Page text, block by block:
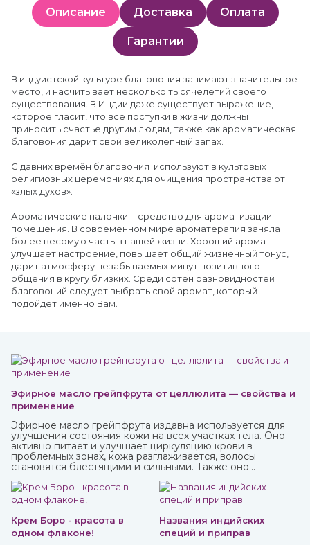
Описание Доставка Оплата
Гарантии
В индуистской культуре благовония занимают значительное
место, и насчитывает несколько тысячелетий своего
существования. В Индии даже существует выражение,
которое гласит, что все поступки в жизни должны
приносить счастье другим людям, также как ароматическая
благовония дарит свой великолепный запах.
С давних времён благовония используют в культовых
религиозных церемониях для очищения пространства от
«злых духов».
Ароматические палочки - средство для ароматизации
помещения. В современном мире ароматерапия заняла
более весомую часть в нашей жизни. Хороший аромат
улучшает настроение, повышает общий жизненный тонус,
дарит атмосферу незабываемых минут позитивного
общения в кругу близких. Среди сотен разновидностей
благовоний следует выбрать свой аромат, который
подойдёт именно Вам.
Эфирное масло грейпфрута от целлюлита — свойства и
применение
Эфирное масло грейпфрута издавна используется для
улучшения состояния кожи на всех участках тела. Оно
активно питает и улучшает циркуляцию крови в
проблемных зонах, кожа разглаживается, волосы
становятся блестящими и сильными. Также оно
жизненными силами.
Крем Боро - красота в
одном флаконе!
Названия индийских
специй и приправ